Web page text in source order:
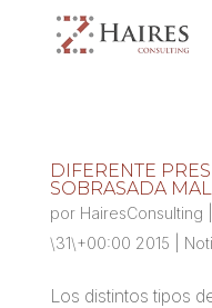
DIFERENTE
SOBRASADA
por HairesConsulting
\31\+00:00 2015
Los distintos tipos